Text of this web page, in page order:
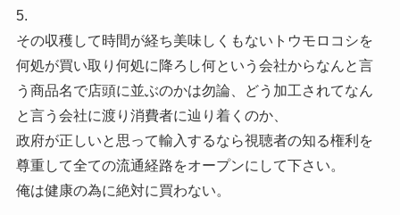
5.
その収穫して時間が経ち美味しくもないトウモロコシを
何処が買い取り何処に降ろし何という会社からなんと言
う商品名で店頭に並ぶのかは勿論、どう加工されてなん
と言う会社に渡り消費者に辿り着くのか、
政府が正しいと思って輸入するなら視聴者の知る権利を
尊重して全ての流通経路をオープンにして下さい。
俺は健康の為に絶対に買わない。